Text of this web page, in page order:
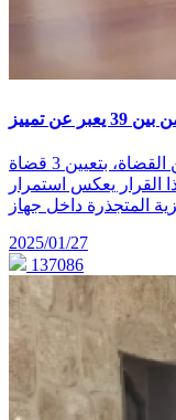
عقب مركز مساواة، على قيام لجنة تعيين القضاة، بتعيين 3 قضاة
أن هذا القرار يعكس استمرار
2025/01/27
137086